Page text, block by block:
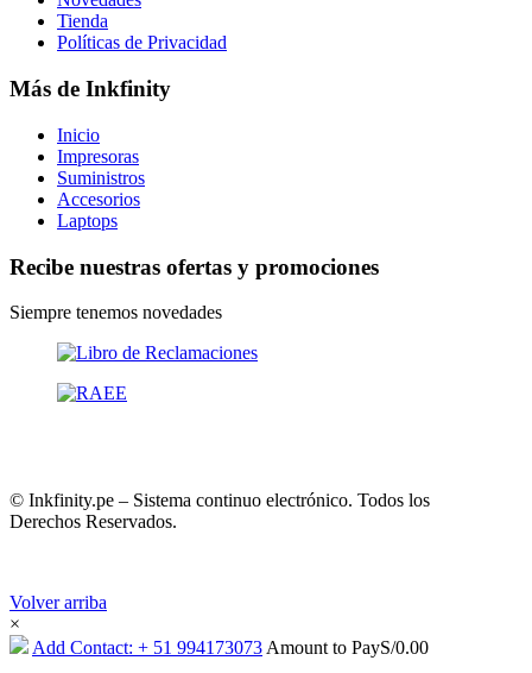
Tienda
Políticas de Privacidad
Más de Inkfinity
Inicio
Impresoras
Suministros
Accesorios
Laptops
Recibe nuestras ofertas y promociones
Siempre tenemos novedades
© Inkfinity.pe – Sistema continuo electrónico. Todos los
Derechos Reservados.
Volver arriba
×
Add Contact: + 51 994173073 Amount to PayS/0.00